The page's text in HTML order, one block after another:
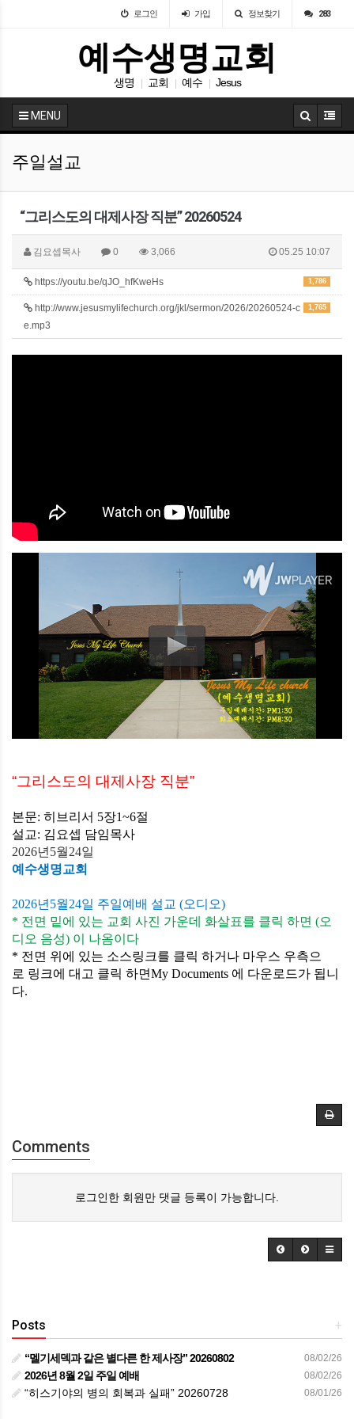
로그인 가입 정보찾기 283
예수생명교회
생명 교회 예수 Jesus
MENU
주일설교
“그리스도의 대제사장 직분” 20260524
김요셉목사 0 3,066 05.25 10:07
1,786
https://youtu.be/qJO_hfKweHs
1,765
http://www.jesusmylifechurch.org/jkl/sermon/2026/20260524-c
e.mp3
“그리스도의 대제사장 직분”
본문: 히브리서 5장1~6절
설교: 김요셉 담임목사
2026년 5월24일
예수생명교회
2026년 5월24일 주일예배 설교 (오디오)
* 전면 밑에 있는 교회 사진 가운데 화살표를 클릭 하면 (오
디오 음성) 이
나옴이다
* 전면 위에 있는 소스링크를 클릭 하거나 마우스 우측으
로 링크에 대고 클릭 하면My Documents 에 다운로드가 됩니
다.
Comments
로그인한 회원만 댓글 등록이 가능합니다.
+
Posts
08/02/26
“멜기세덱과 같은 별다른 한 제사장” 20260802
08/02/26
2026년 8월 2일 주일 예배
08/01/26
“히스기야의 병의 회복과 실패” 20260728